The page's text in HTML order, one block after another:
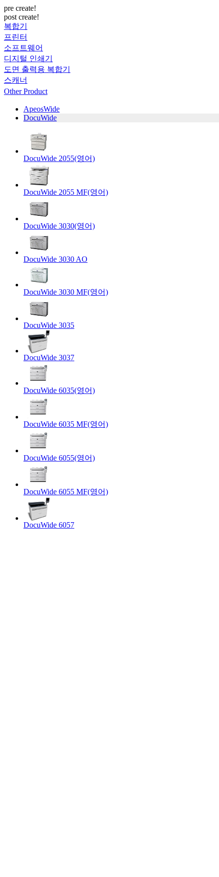
pre create!
post create!
복합기
프린터
소프트웨어
디지털 인쇄기
도면 출력용 복합기
스캐너
Other Product
ApeosWide
DocuWide
DocuWide 2055(영어)
DocuWide 2055 MF(영어)
DocuWide 3030(영어)
DocuWide 3030 AO
DocuWide 3030 MF(영어)
DocuWide 3035
DocuWide 3037
DocuWide 6035(영어)
DocuWide 6035 MF(영어)
DocuWide 6055(영어)
DocuWide 6055 MF(영어)
DocuWide 6057